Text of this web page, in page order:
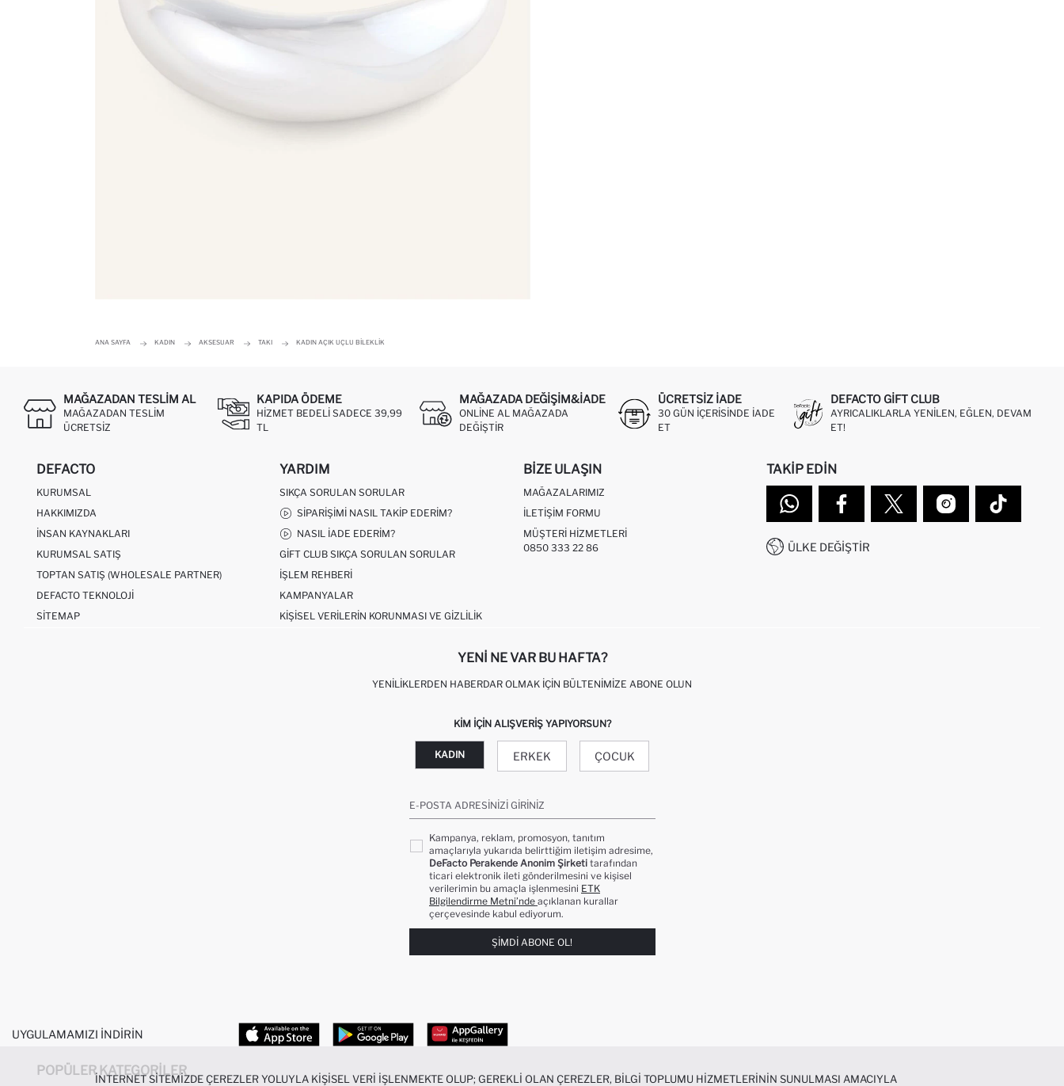
ANA SAYFA KADIN AKSESUAR TAKI KADIN AÇIK UÇLU BILEKLIK
MAĞAZADAN TESLIM AL
MAĞAZADAN TESLIM
ÜCRETSIZ
KAPIDA ÖDEME
HIZMET BEDELI SADECE 39,99
TL
MAĞAZADA DEĞIŞIM&İADE
ONLINE AL MAĞAZADA
DEĞIŞTIR
ÜCRETSIZ IADE
30 GÜN IÇERISINDE IADE
ET
DEFACTO GIFT CLUB
AYRICALIKLARLA YENILEN, EĞLEN, DEVAM
ET!
DEFACTO
KURUMSAL
HAKKIMIZDA
İNSAN KAYNAKLARI
KURUMSAL SATIŞ
TOPTAN SATIŞ (WHOLESALE PARTNER)
DEFACTO TEKNOLOJI
SITEMAP
YARDIM
SIKÇA SORULAN SORULAR
SIPARIŞIMI NASIL TAKIP EDERIM?
NASIL İADE EDERIM?
GIFT CLUB SIKÇA SORULAN SORULAR
İŞLEM REHBERI
KAMPANYALAR
KIŞISEL VERILERIN KORUNMASI VE GIZLILIK
BIZE ULAŞIN
MAĞAZALARIMIZ
İLETIŞIM FORMU
MÜŞTERI HIZMETLERI
0850 333 22 86
TAKIP EDIN
ÜLKE DEĞIŞTIR
YENI NE VAR BU HAFTA?
YENILIKLERDEN HABERDAR OLMAK İÇIN BÜLTENIMIZE ABONE OLUN
KIM IÇIN ALIŞVERIŞ YAPIYORSUN?
KADIN ERKEK ÇOCUK
E-POSTA ADRESINIZI GIRINIZ
Kampanya, reklam, promosyon, tanıtım
amaçlarıyla yukarıda belirttiğim iletişim adresime,
DeFacto Perakende Anonim Şirketi tarafından
ticari elektronik ileti gönderilmesini ve kişisel
verilerimin bu amaçla işlenmesini ETK
Bilgilendirme Metni’nde açıklanan kurallar
çerçevesinde kabul ediyorum.
ŞIMDI ABONE OL!
UYGULAMAMIZI İNDIRIN
POPÜLER KATEGORILER
İNTERNET SITEMIZDE ÇEREZLER YOLUYLA KIŞISEL VERI IŞLENMEKTE OLUP; GEREKLI OLAN ÇEREZLER, BILGI TOPLUMU HIZMETLERININ SUNULMASI AMACIYLA